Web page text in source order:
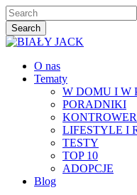
Skip
to
main
content
Search
Close
Menu
O nas
Tematy
W DOMU I W
PORADNIKI
LIFESTYLE I
TESTY
TOP 10
ADOPCJE
Blog